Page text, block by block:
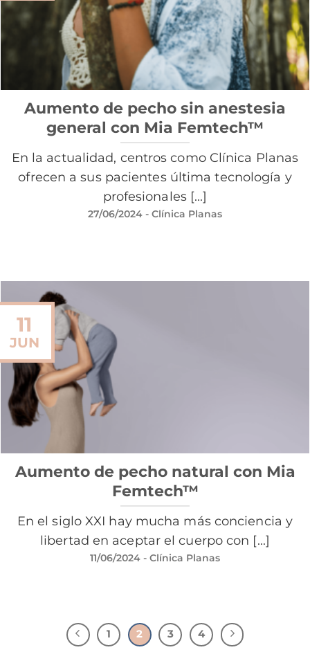
Aumento de pecho sin anestesia
general con Mia Femtech™
En la actualidad, centros como Clínica Planas
ofrecen a sus pacientes última tecnología y
profesionales [...]
27/06/2024 - Clínica Planas
Aumento de pecho natural con Mia
Femtech™
En el siglo XXI hay mucha más conciencia y
libertad en aceptar el cuerpo con [...]
11/06/2024 - Clínica Planas
11
JUN
1 2 3 4